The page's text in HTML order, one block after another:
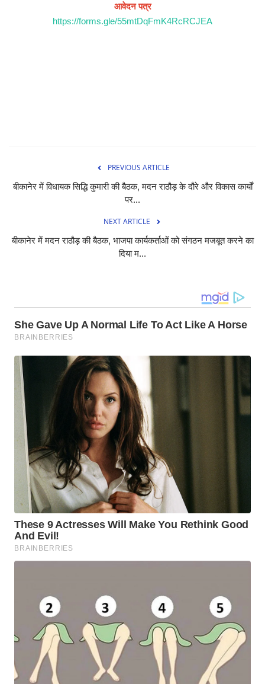
आवेदन पत्र
https://forms.gle/55mtDqFmK4RcRCJEA
PREVIOUS ARTICLE
बीकानेर में विधायक सिद्धि कुमारी की बैठक, मदन राठौड़ के दौरे और विकास कार्यों
पर...
NEXT ARTICLE
बीकानेर में मदन राठौड़ की बैठक, भाजपा कार्यकर्ताओं को संगठन मजबूत करने का
दिया म...